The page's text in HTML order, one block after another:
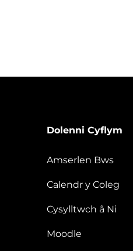
Dolenni Cyflym
Amserlen Bws
Calendr y Coleg
Cysylltwch â Ni
Moodle